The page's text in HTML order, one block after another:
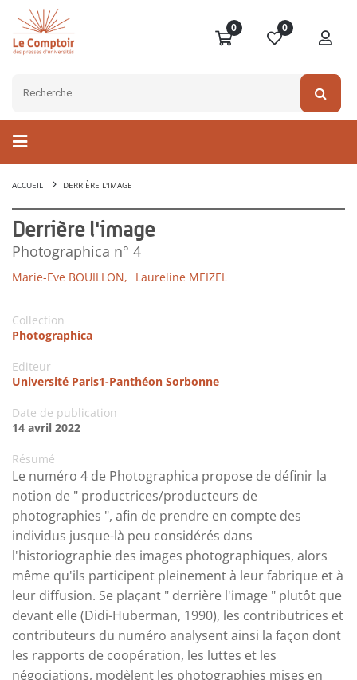
0 0
ACCUEIL DERRIÈRE L'IMAGE
Derrière l'image
Photographica n° 4
Marie-Eve BOUILLON, Laureline MEIZEL
Collection
Photographica
Editeur
Université Paris1-Panthéon Sorbonne
Date de publication
14 avril 2022
Résumé
Le numéro 4 de Photographica propose de définir la
notion de " productrices/producteurs de
photographies ", afin de prendre en compte des
individus jusque-là peu considérés dans
l'historiographie des images photographiques, alors
même qu'ils participent pleinement à leur fabrique et à
leur diffusion. Se plaçant " derrière l'image " plutôt que
devant elle (Didi-Huberman, 1990), les contributrices et
contributeurs du numéro analysent ainsi la façon dont
les rapports de coopération, les luttes et les
négociations, modèlent les photographies mises en